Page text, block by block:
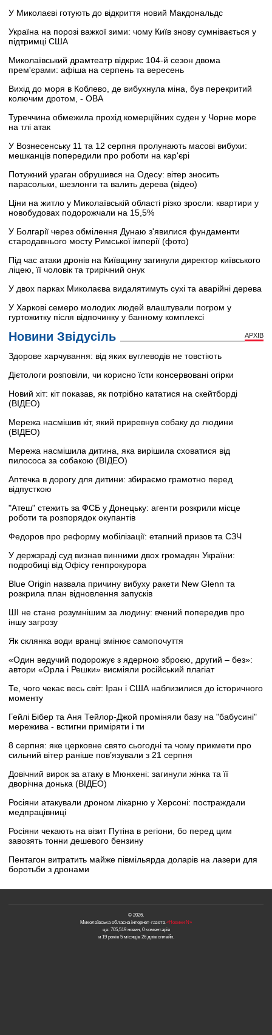
У Миколаєві готують до відкриття новий Макдональдс
Україна на порозі важкої зими: чому Київ знову сумнівається у
підтримці США
Миколаївський драмтеатр відкриє 104-й сезон двома
прем'єрами: афіша на серпень та вересень
Вихід до моря в Коблево, де вибухнула міна, був перекритий
колючим дротом, - ОВА
Туреччина обмежила прохід комерційних суден у Чорне море
на тлі атак
У Вознесенську 11 та 12 серпня пролунають масові вибухи:
мешканців попередили про роботи на кар'єрі
Потужний ураган обрушився на Одесу: вітер зносить
парасольки, шезлонги та валить дерева (відео)
Ціни на житло у Миколаївській області різко зросли: квартири у
новобудовах подорожчали на 15,5%
У Болгарії через обмілення Дунаю з'явилися фундаменти
стародавнього мосту Римської імперії (фото)
Під час атаки дронів на Київщину загинули директор київського
ліцею, її чоловік та трирічний онук
У двох парках Миколаєва видалятимуть сухі та аварійні дерева
У Харкові семеро молодих людей влаштували погром у
гуртожитку після відпочинку у банному комплексі
Новини Звідусіль АРХІВ
Здорове харчування: від яких вуглеводів не товстіють
Дієтологи розповіли, чи корисно їсти консервовані огірки
Новий хіт: кіт показав, як потрібно кататися на скейтборді
(ВІДЕО)
Мережа насмішив кіт, який приревнув собаку до людини
(ВІДЕО)
Мережа насмішила дитина, яка вирішила сховатися від
пилососа за собакою (ВІДЕО)
Аптечка в дорогу для дитини: збираємо грамотно перед
відпусткою
"Атеш" стежить за ФСБ у Донецьку: агенти розкрили місце
роботи та розпорядок окупантів
Федоров про реформу мобілізації: етапний призов та СЗЧ
У держзраді суд визнав винними двох громадян України:
подробиці від Офісу генпрокурора
Blue Origin назвала причину вибуху ракети New Glenn та
розкрила план відновлення запусків
ШІ не стане розумнішим за людину: вчений попередив про
іншу загрозу
Як склянка води вранці змінює самопочуття
«Один ведучий подорожує з ядерною зброєю, другий – без»:
автори «Орла і Решки» висміяли російський плагіат
Те, чого чекає весь світ: Іран і США наблизилися до історичного
моменту
Гейлі Бібер та Аня Тейлор-Джой проміняли базу на "бабусині"
мережива - встигни приміряти і ти
8 серпня: яке церковне свято сьогодні та чому прикмети про
сильний вітер раніше пов’язували з 21 серпня
Довічний вирок за атаку в Мюнхені: загинули жінка та її
дворічна донька (ВІДЕО)
Росіяни атакували дроном лікарню у Херсоні: постраждали
медпрацівниці
Росіяни чекають на візит Путіна в регіони, бо перед цим
завозять тонни дешевого бензину
Пентагон витратить майже півмільярда доларів на лазери для
боротьби з дронами
© 2026.
Миколаївська обласна інтернет-газета«Новини N»
це: 705,519 новин, 0 коментарів
и 19 років 5 місяців 26 днів онлайн.